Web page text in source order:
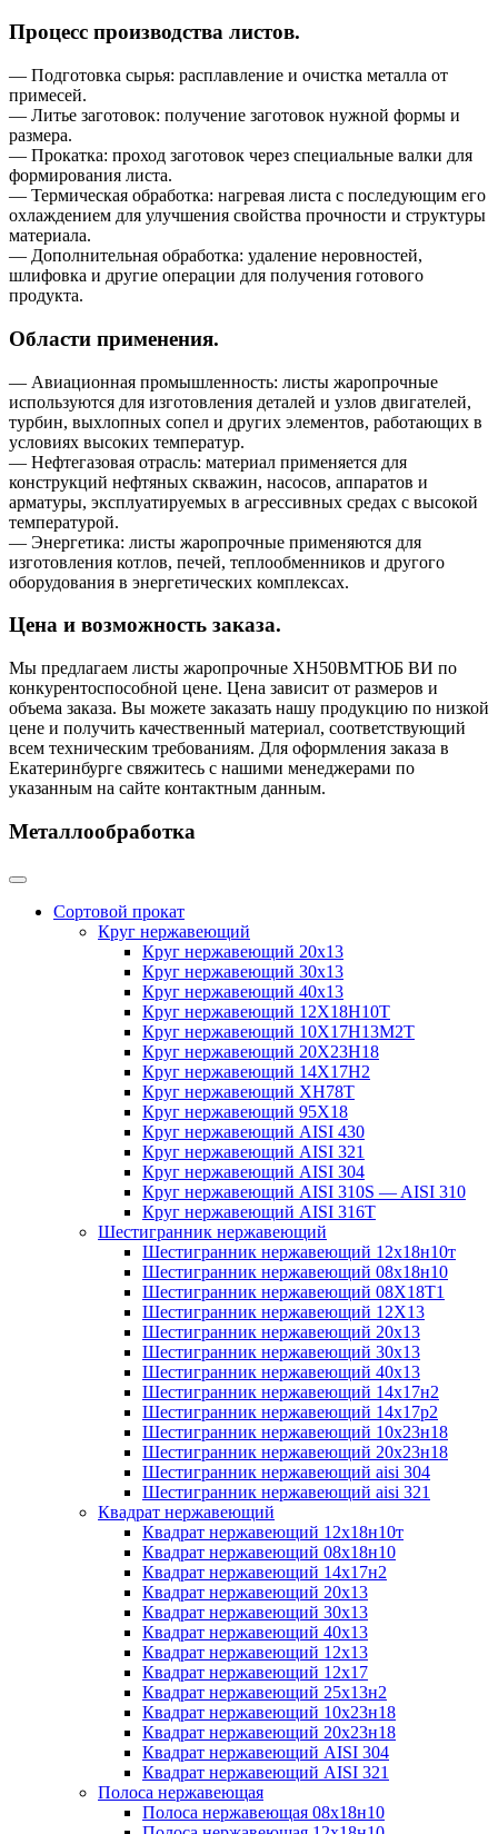
Процесс производства листов.
— Подготовка сырья: расплавление и очистка металла от
примесей.
— Литье заготовок: получение заготовок нужной формы и
размера.
— Прокатка: проход заготовок через специальные валки для
формирования листа.
— Термическая обработка: нагревая листа с последующим его
охлаждением для улучшения свойства прочности и структуры
материала.
— Дополнительная обработка: удаление неровностей,
шлифовка и другие операции для получения готового
продукта.
Области применения.
— Авиационная промышленность: листы жаропрочные
используются для изготовления деталей и узлов двигателей,
турбин, выхлопных сопел и других элементов, работающих в
условиях высоких температур.
— Нефтегазовая отрасль: материал применяется для
конструкций нефтяных скважин, насосов, аппаратов и
арматуры, эксплуатируемых в агрессивных средах с высокой
температурой.
— Энергетика: листы жаропрочные применяются для
изготовления котлов, печей, теплообменников и другого
оборудования в энергетических комплексах.
Цена и возможность заказа.
Мы предлагаем листы жаропрочные ХН50ВМТЮБ ВИ по
конкурентоспособной цене. Цена зависит от размеров и
объема заказа. Вы можете заказать нашу продукцию по низкой
цене и получить качественный материал, соответствующий
всем техническим требованиям. Для оформления заказа в
Екатеринбурге свяжитесь с нашими менеджерами по
указанным на сайте контактным данным.
Металлообработка
Сортовой прокат
Круг нержавеющий
Круг нержавеющий 20х13
Круг нержавеющий 30х13
Круг нержавеющий 40х13
Круг нержавеющий 12Х18Н10Т
Круг нержавеющий 10Х17Н13М2T
Круг нержавеющий 20Х23Н18
Круг нержавеющий 14Х17Н2
Круг нержавеющий ХН78Т
Круг нержавеющий 95Х18
Круг нержавеющий AISI 430
Круг нержавеющий AISI 321
Круг нержавеющий AISI 304
Круг нержавеющий AISI 310S — AISI 310
Круг нержавеющий AISI 316T
Шестигранник нержавеющий
Шестигранник нержавеющий 12х18н10т
Шестигранник нержавеющий 08х18н10
Шестигранник нержавеющий 08Х18Т1
Шестигранник нержавеющий 12Х13
Шестигранник нержавеющий 20х13
Шестигранник нержавеющий 30х13
Шестигранник нержавеющий 40х13
Шестигранник нержавеющий 14х17н2
Шестигранник нержавеющий 14х17р2
Шестигранник нержавеющий 10х23н18
Шестигранник нержавеющий 20х23н18
Шестигранник нержавеющий aisi 304
Шестигранник нержавеющий aisi 321
Квадрат нержавеющий
Квадрат нержавеющий 12х18н10т
Квадрат нержавеющий 08х18н10
Квадрат нержавеющий 14х17н2
Квадрат нержавеющий 20х13
Квадрат нержавеющий 30х13
Квадрат нержавеющий 40х13
Квадрат нержавеющий 12х13
Квадрат нержавеющий 12х17
Квадрат нержавеющий 25х13н2
Квадрат нержавеющий 10х23н18
Квадрат нержавеющий 20х23н18
Квадрат нержавеющий AISI 304
Квадрат нержавеющий AISI 321
Полоса нержавеющая
Полоса нержавеющая 08х18н10